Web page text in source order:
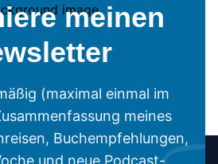
meinen
(maximal einmal im
meines
Buchempfehlungen,
und neue Podcast-